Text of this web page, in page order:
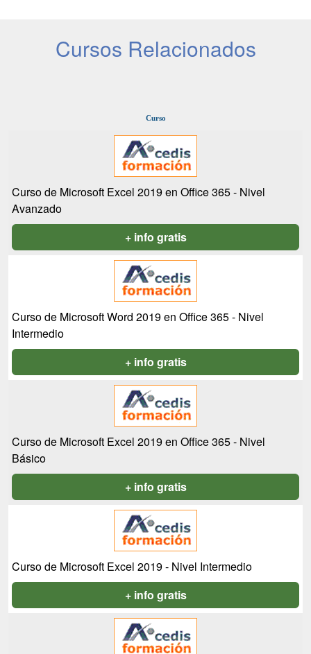
Cursos Relacionados
Curso
Curso de Microsoft Excel 2019 en Office 365 - Nivel
Avanzado
+ info gratis
Curso de Microsoft Word 2019 en Office 365 - Nivel
Intermedio
+ info gratis
Curso de Microsoft Excel 2019 en Office 365 - Nivel
Básico
+ info gratis
Curso de Microsoft Excel 2019 - Nivel Intermedio
+ info gratis